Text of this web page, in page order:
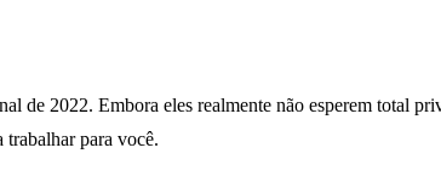
de 2022. Embora eles realmente não esperem total
para você.